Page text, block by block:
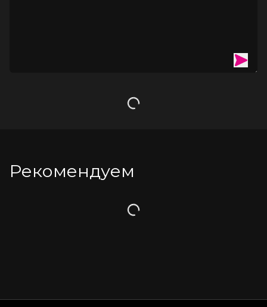
Загрузка
Рекомендуем
Загрузка